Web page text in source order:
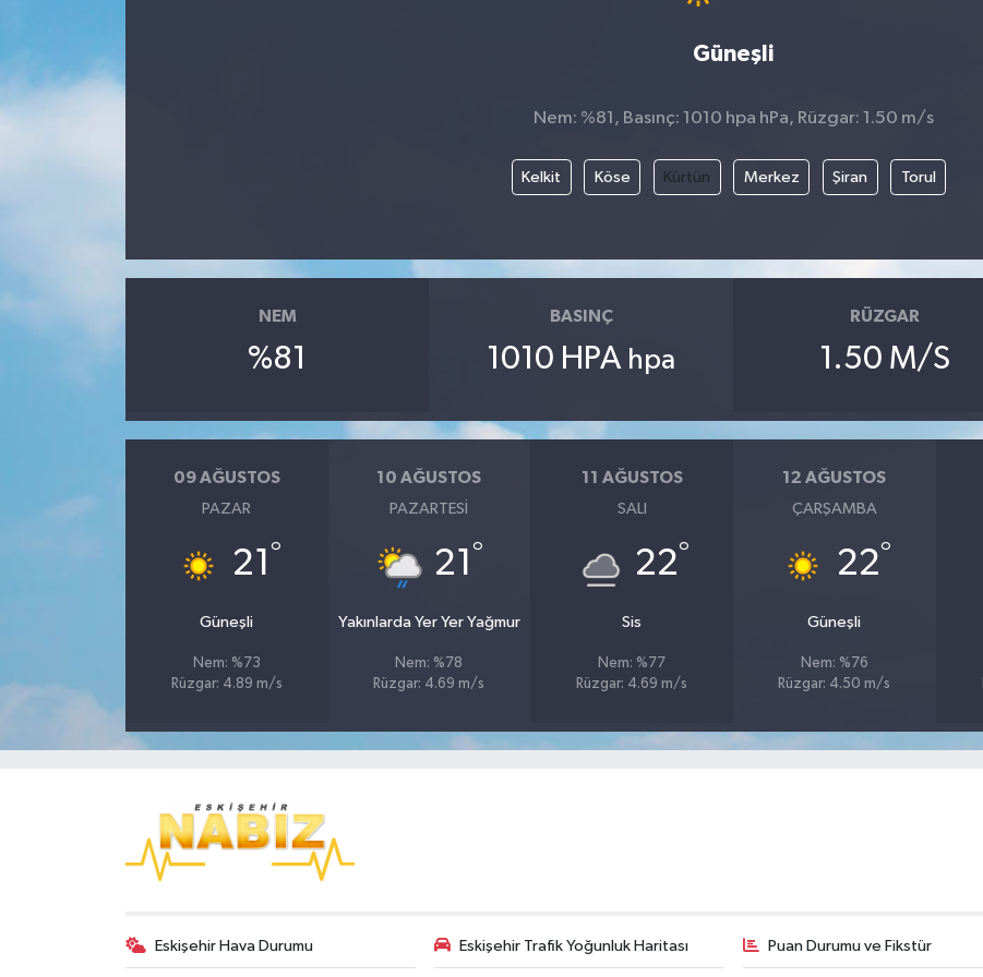
Güneşli
Nem: %81, Basınç: 1010 hpa hPa, Rüzgar: 1.50 m/s
Kelkit Köse Kürtün Merkez Şiran Torul
NEM
%81
BASINÇ
1010 HPA hpa
RÜZGAR
1.50 M/S
09 AĞUSTOS
PAZAR
21 °
Güneşli
Nem: %73
Rüzgar: 4.89 m/s
10 AĞUSTOS
PAZARTESI
21 °
Yakınlarda Yer Yer Yağmur
Nem: %78
Rüzgar: 4.69 m/s
11 AĞUSTOS
SALI
22°
Sis
Nem: %77
Rüzgar: 4.69 m/s
12 AĞUSTOS
ÇARŞAMBA
22°
Güneşli
Nem: %76
Rüzgar: 4.50 m/s
Eskişehir Hava Durumu Eskişehir Trafik Yoğunluk Haritası Puan Durumu ve Fikstür
Kültür Sanat